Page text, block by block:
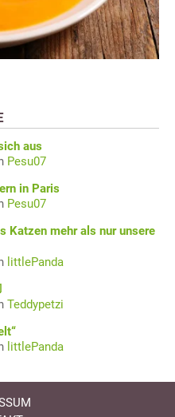
aus
Pesu07
in Paris
Pesu07
Katzen mehr als nur unsere
littlePanda
Teddypetzi
littlePanda